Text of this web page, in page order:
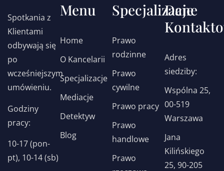
Spotkania z
Klientami
odbywają się
po
wcześniejszym
umówieniu.
Godziny
pracy:
10-17 (pon-
pt), 10-14 (sb)
Menu
Home
O Kancelarii
Specjalizacje
Mediacje
Detektyw
Blog
Specjalizacje
Prawo
rodzinne
Prawo
cywilne
Prawo pracy
Prawo
handlowe
Prawo
Dane
Adres
siedziby:
Wspólna 25,
00-519
Warszawa
Jana
Kilińskiego
25, 90-205